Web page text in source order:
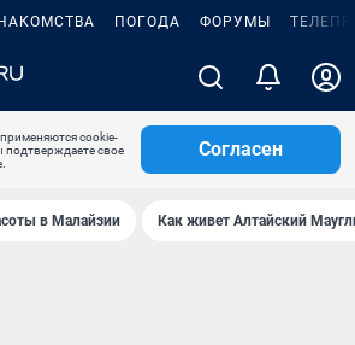
ПОГОДА ФОРУМЫ
cookie-
подтверждаете свое
Согласен
в Малайзии Как живет Алтайский